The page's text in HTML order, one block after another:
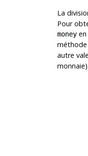
La
Pour
moneyen
méthode
autre